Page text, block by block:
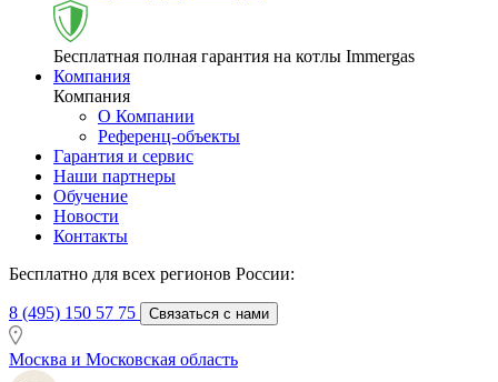
Бесплатная полная гарантия на котлы Immergas
Компания
Компания
О Компании
Референц-объекты
Гарантия и сервис
Наши партнеры
Обучение
Новости
Контакты
Бесплатно для всех регионов России:
8 (495) 150 57 75 Связаться с нами
Москва и Московская область